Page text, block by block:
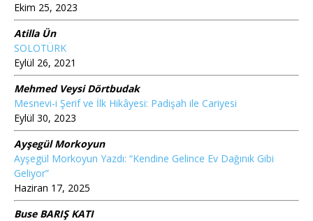
Ekim 25, 2023
Atilla Ün
SOLOTÜRK
Eylül 26, 2021
Mehmed Veysi Dörtbudak
Mesnevi-i Şerif ve İlk Hikâyesi: Padişah ile Cariyesi
Eylül 30, 2023
Ayşegül Morkoyun
Ayşegül Morkoyun Yazdı: “Kendine Gelince Ev Dağınık Gibi
Geliyor”
Haziran 17, 2025
Buse BARIŞ KATI